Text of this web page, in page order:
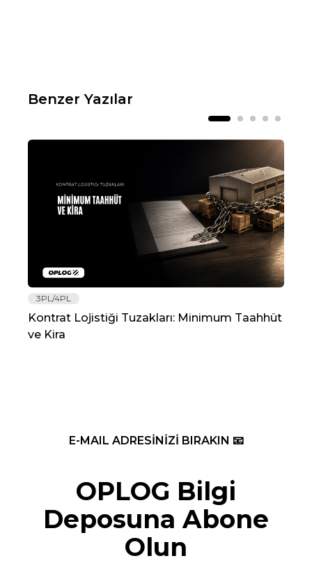
Benzer Yazılar
3PL/4PL
Kontrat Lojistiği Tuzakları: Minimum Taahhüt
ve Kira
E-MAIL ADRESİNİZİ BIRAKIN 📧
OPLOG Bilgi
Deposuna Abone
Olun